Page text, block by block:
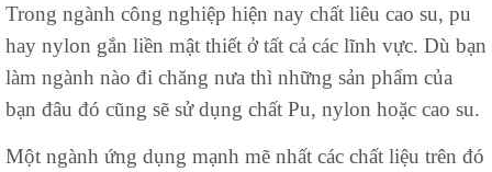
Trong ngành công nghiệp hiện nay chất liêu cao su, pu
hay nylon gắn liền mật thiết ở tất cả các lĩnh vực. Dù bạn
làm ngành nào đi chăng nưa thì những sản phẩm của
bạn đâu đó cũng sẽ sử dụng chất Pu, nylon hoặc cao su.
Một ngành ứng dụng mạnh mẽ nhất các chất liệu trên đó